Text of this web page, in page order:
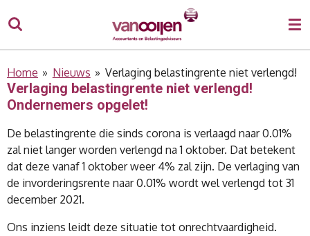
direct
naar
hoofdinhoud
Home » Nieuws » Verlaging belastingrente niet verlengd!
Verlaging belastingrente niet verlengd!
Ondernemers opgelet!
De belastingrente die sinds corona is verlaagd naar 0.01%
zal niet langer worden verlengd na 1 oktober. Dat betekent
dat deze vanaf 1 oktober weer 4% zal zijn. De verlaging van
de invorderingsrente naar 0.01% wordt wel verlengd tot 31
december 2021.
Ons inziens leidt deze situatie tot onrechtvaardigheid.